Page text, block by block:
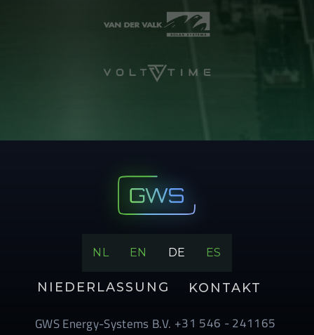
NL EN DE ES
NIEDERLASSUNG
GWS Energy-Systems B.V.
KONTAKT
+31 546 - 241165